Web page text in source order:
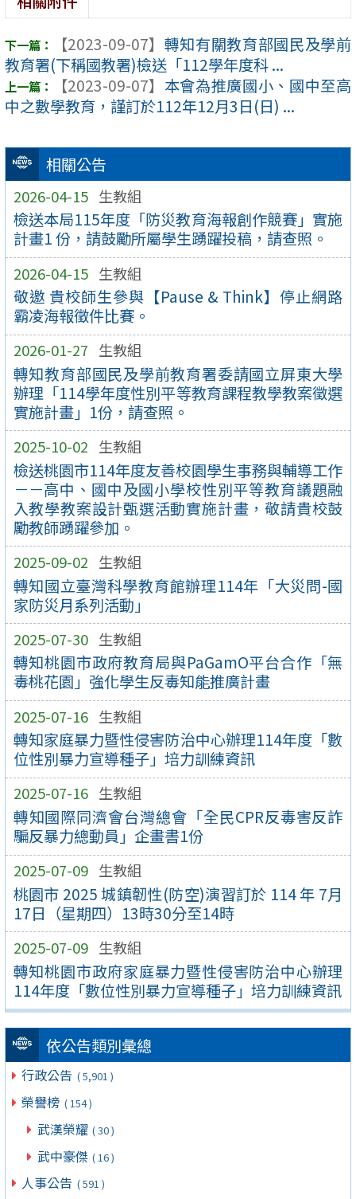
相關公告
2026-04-15 生教組
檢送本局115年度「防災教育海報創作競賽」實施
計畫1 份，請鼓勵所屬學生踴躍投稿，請查照。
2026-04-15 生教組
敬邀 貴校師生參與【Pause & Think】停止網路
霸凌海報徵件比賽。
2026-01-27 生教組
轉知教育部國民及學前教育署委請國立屏東大學
辦理「114學年度性別平等教育課程教學教案徵選
實施計畫」1份，請查照。
2025-10-02 生教組
檢送桃園市114年度友善校園學生事務與輔導工作
－－高中、國中及國小學校性別平等教育議題融
入教學教案設計甄選活動實施計畫，敬請貴校鼓
勵教師踴躍參加。
2025-09-02 生教組
轉知國立臺灣科學教育館辦理114年「大災問-國
家防災月系列活動」
2025-07-30 生教組
轉知桃園市政府教育局與PaGamO平台合作「無
毒桃花園」強化學生反毒知能推廣計畫
2025-07-16 生教組
轉知家庭暴力暨性侵害防治中心辦理114年度「數
位性別暴力宣導種子」培力訓練資訊
2025-07-16 生教組
轉知國際同濟會台灣總會「全民CPR反毒害反詐
騙反暴力總動員」企畫書1份
2025-07-09 生教組
桃園市 2025 城鎮韌性(防空)演習訂於 114 年 7月
17日（星期四）13時30分至14時
2025-07-09 生教組
轉知桃園市政府家庭暴力暨性侵害防治中心辦理
114年度「數位性別暴力宣導種子」培力訓練資訊
依公告類別彙總
行政公告 ( 5,901 )
榮譽榜 ( 154 )
武漢榮耀 ( 30 )
武中豪傑 ( 16 )
人事公告 ( 591 )
【2023-09-07】 轉知有關教育部國民及學前
教育署(下稱國教署)檢送「112學年度科 ...
【2023-09-07】 本會為推廣國小、國中至高
中之數學教育，謹訂於112年12月3日(日) ...